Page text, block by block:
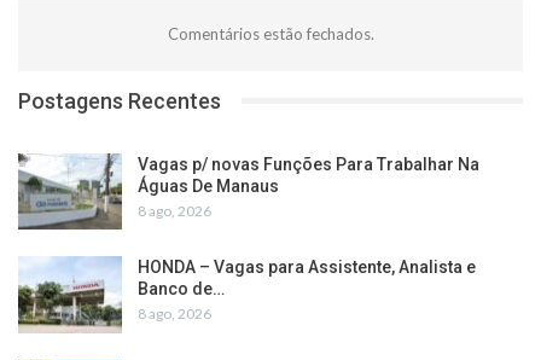
Comentários estão fechados.
Postagens Recentes
Vagas p/ novas Funções Para Trabalhar Na
Águas De Manaus
8 ago, 2026
HONDA – Vagas para Assistente, Analista e
Banco de…
8 ago, 2026